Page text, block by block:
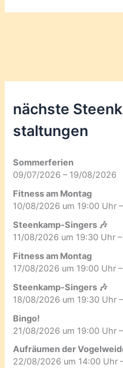
nächste
staltungen
Sommerferien
09/07/2026 – 19/08/2026
Fitness am Montag
10/08/2026 um 19:00 Uhr
Steenkamp-Singers 🎶
11/08/2026 um 19:30 Uhr
Fitness am Montag
17/08/2026 um 19:00 Uhr
Steenkamp-Singers 🎶
18/08/2026 um 19:30 Uhr
Bingo!
21/08/2026 um 19:00 Uhr
Aufräumen der
22/08/2026 um 14:00 Uhr